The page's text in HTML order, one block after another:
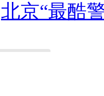
北京“最酷